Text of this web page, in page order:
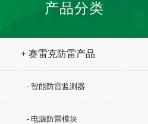
产品分类
+ 赛雷克防雷产品
- 智能防雷监测器
- 电源防雷模块